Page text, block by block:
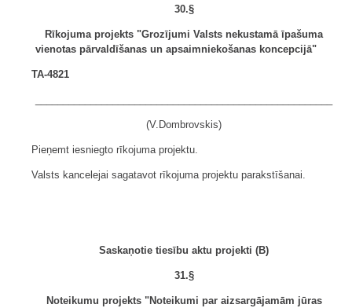
30.§
Rīkojuma projekts "Grozījumi Valsts nekustamā īpašuma
vienotas pārvaldīšanas un apsaimniekošanas koncepcijā"
TA-4821
(V.Dombrovskis)
Pieņemt iesniegto rīkojuma projektu.
Valsts kancelejai sagatavot rīkojuma projektu parakstīšanai.
Saskaņotie tiesību aktu projekti (B)
31.§
Noteikumu projekts "Noteikumi par aizsargājamām jūras